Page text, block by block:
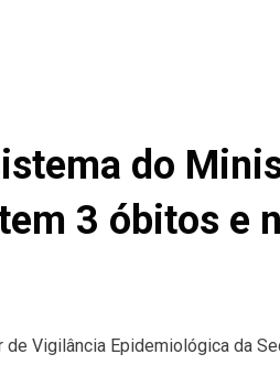
do
3 óbitos e
Vigilância Epidemiológica da